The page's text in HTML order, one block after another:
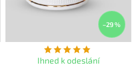
–29 %
Ihned k odeslání